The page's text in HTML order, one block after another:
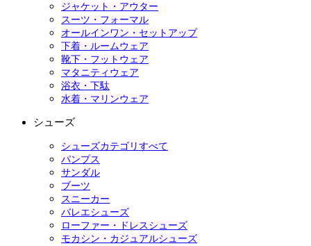
ジャケット・アウター
スーツ・フォーマル
オールインワン・セットアップ
下着・ルームウェア
靴下・フットウェア
マタニティウェア
浴衣・下駄
水着・マリンウェア
シューズ
シューズカテゴリすべて
パンプス
サンダル
ブーツ
スニーカー
バレエシューズ
ローファー・ドレスシューズ
モカシン・カジュアルシューズ